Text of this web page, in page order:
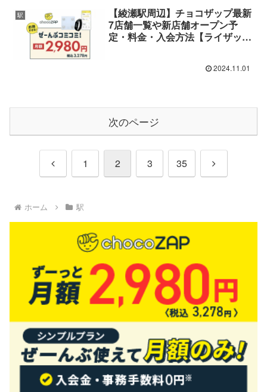
駅
【綾瀬駅周辺】チョコザップ最新
7店舗一覧や新店舗オープン予
定・料金・入会方法【ライザップ
2024.11.01
次のページ
前
1 2 3 35
次
ホーム 駅